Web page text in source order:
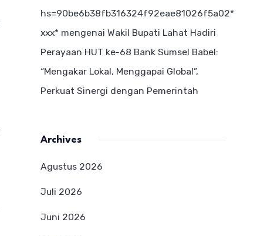
hs=90be6b38fb316324f92eae81026f5a02*
ххх* mengenai Wakil Bupati Lahat Hadiri
Perayaan HUT ke-68 Bank Sumsel Babel:
“Mengakar Lokal, Menggapai Global”,
Perkuat Sinergi dengan Pemerintah
Archives
Agustus 2026
Juli 2026
Juni 2026